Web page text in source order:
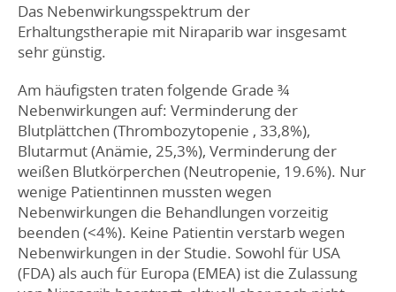
Das Nebenwirkungsspektrum der
Erhaltungstherapie mit Niraparib war insgesamt
sehr günstig.
Am häufigsten traten folgende Grade ¾
Nebenwirkungen auf: Verminderung der
Blutplättchen (Thrombozytopenie , 33,8%),
Blutarmut (Anämie, 25,3%), Verminderung der
weißen Blutkörperchen (Neutropenie, 19.6%). Nur
wenige Patientinnen mussten wegen
Nebenwirkungen die Behandlungen vorzeitig
beenden (<4%). Keine Patientin verstarb wegen
Nebenwirkungen in der Studie. Sowohl für USA
(FDA) als auch für Europa (EMEA) ist die Zulassung